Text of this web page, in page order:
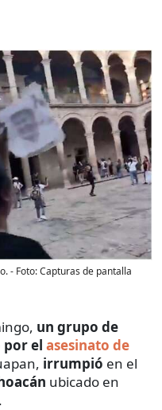
- Foto:Capturas de pantalla
un grupo de
el asesinato de
irrumpió en el
ubicado en